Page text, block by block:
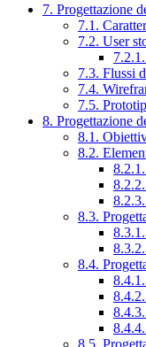
7. Progettazione
7.1.
7.2. User
7.3. Flussi
7.4.
7.5.
8. Progettazione
8.1.
8.2.
8.3.
8.4.
8.5.